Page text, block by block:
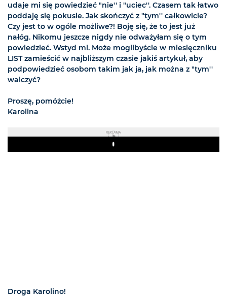
udaje mi się powiedzieć "nie'' i "uciec''. Czasem tak łatwo
poddaję się pokusie. Jak skończyć z "tym'' całkowicie?
Czy jest to w ogóle możliwe?! Boję się, że to jest już
nałóg. Nikomu jeszcze nigdy nie odważyłam się o tym
powiedzieć. Wstyd mi. Może moglibyście w miesięczniku
LIST zamieścić w najbliższym czasie jakiś artykuł, aby
podpowiedzieć osobom takim jak ja, jak można z "tym''
walczyć?
Proszę, pomóżcie!
Karolina
REKLAMA
Play
Droga Karolino!